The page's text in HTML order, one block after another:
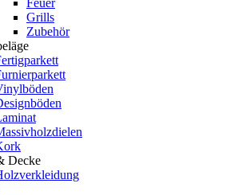
Grills
Zubehör
Decke